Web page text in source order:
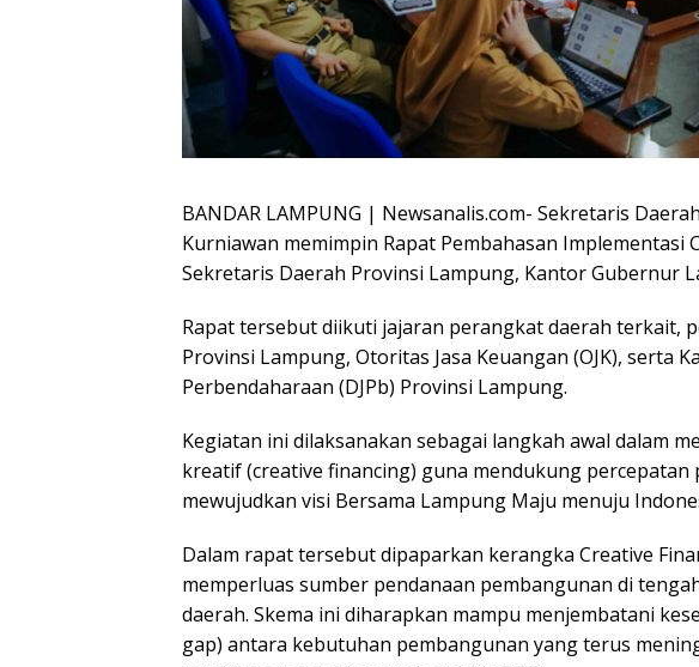
BANDAR LAMPUNG | Newsanalis.com- Sekretaris
Kurniawan memimpin Rapat Pembahasan Implementasi
Sekretaris Daerah Provinsi Lampung, Kantor Gubernur
Rapat tersebut diikuti jajaran perangkat daerah terkait,
Provinsi Lampung, Otoritas Jasa Keuangan (OJK), serta
Perbendaharaan (DJPb) Provinsi Lampung.
Kegiatan ini dilaksanakan sebagai langkah awal dalam
kreatif (creative financing) guna mendukung
mewujudkan visi Bersama Lampung Maju menuju
Dalam rapat tersebut dipaparkan kerangka Creative
memperluas sumber pendanaan pembangunan di
daerah. Skema ini diharapkan mampu menjembatani
gap) antara kebutuhan pembangunan yang terus